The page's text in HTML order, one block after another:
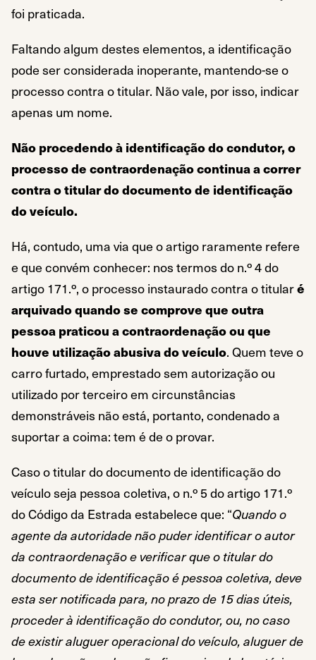
foi praticada.
Faltando algum destes elementos, a identificação
pode ser considerada inoperante, mantendo-se o
processo contra o titular. Não vale, por isso, indicar
apenas um nome.
Não procedendo à identificação do condutor, o
processo de contraordenação continua a correr
contra o titular do documento de identificação
do veículo.
Há, contudo, uma via que o artigo raramente refere
e que convém conhecer: nos termos do n.º 4 do
artigo 171.º, o processo instaurado contra o titularé
arquivado quando se comprove que outra
pessoa praticou a contraordenação ou que
houve utilização abusiva do veículo. Quem teve o
carro furtado, emprestado sem autorização ou
utilizado por terceiro em circunstâncias
demonstráveis não está, portanto, condenado a
suportar a coima: tem é de o provar.
Caso o titular do documento de identificação do
veículo seja pessoa coletiva, o n.º 5 do artigo 171.º
do Código da Estrada estabelece que: “Quando o
agente da autoridade não puder identificar o autor
da contraordenação e verificar que o titular do
documento de identificação é pessoa coletiva, deve
esta ser notificada para, no prazo de 15 dias úteis,
proceder à identificação do condutor, ou, no caso
de existir aluguer operacional do veículo, aluguer de